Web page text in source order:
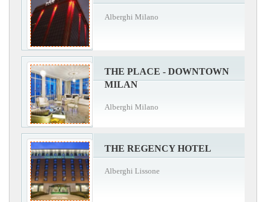
Alberghi Milano
THE PLACE - DOWNTOWN
MILAN
Alberghi Milano
THE REGENCY HOTEL
Alberghi Lissone